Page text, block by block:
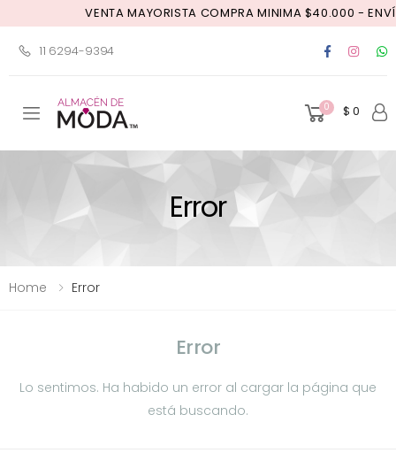
VENTA MAYORISTA COMPRA MINIMA $40.000 -
11 6294-9394
Toggle mobile menu
0 $ 0
Error
Home Error
Error
Lo sentimos. Ha habido un error al cargar la página que
está buscando.